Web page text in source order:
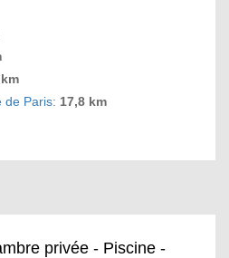
de Paris: 17,8 km
privée - Piscine -